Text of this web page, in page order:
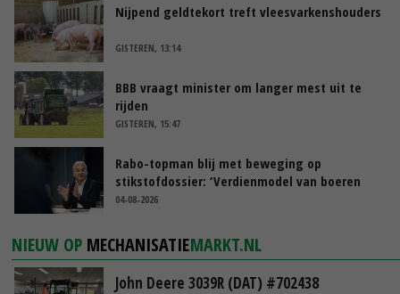
Nijpend geldtekort treft vleesvarkenshouders
GISTEREN, 13:14
BBB vraagt minister om langer mest uit te
rijden
GISTEREN, 15:47
Rabo-topman blij met beweging op
stikstofdossier: ‘Verdienmodel van boeren
blijft cruciaal’
04-08-2026
NIEUW OP MECHANISATIEMARKT.NL
John Deere 3039R (DAT) #702438